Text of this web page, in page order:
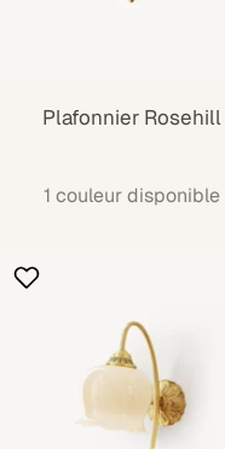
Plafonnier Rosehill
1 couleur disponible